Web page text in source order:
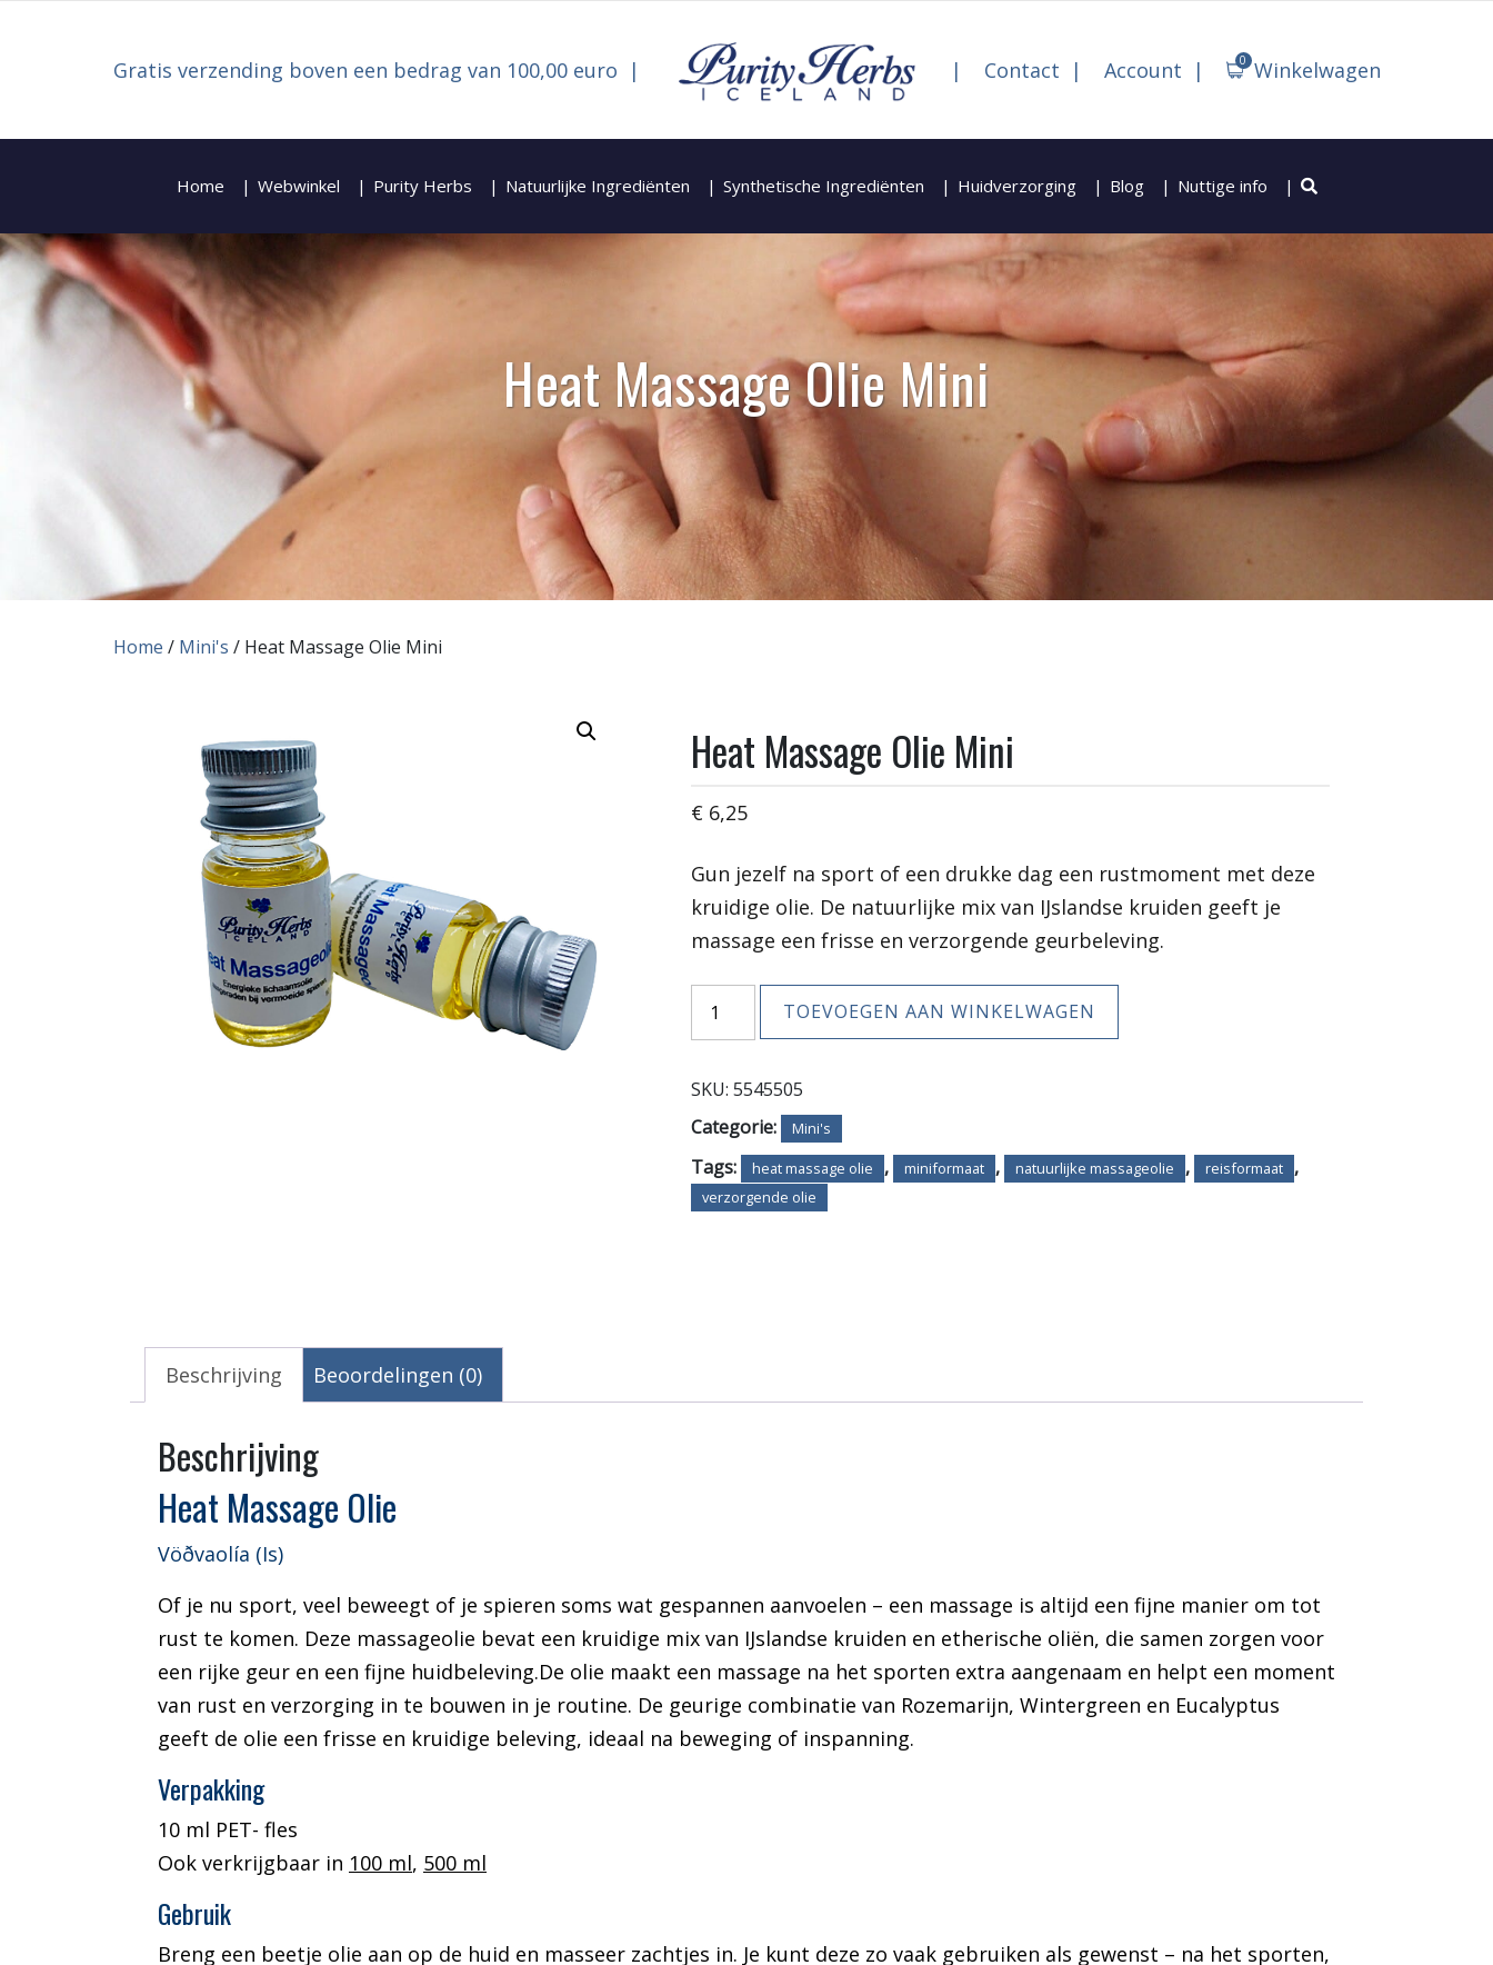
Gratis verzending boven een bedrag van 100,00 euro Contact Account Winkelwagen
0
Home Webwinkel Purity Herbs Natuurlijke Ingrediënten Synthetische Ingrediënten Huidverzorging Blog Nuttige info
Heat Massage Olie Mini
Home / Mini's / Heat Massage Olie Mini
Heat Massage Olie Mini
€ 6,25
Gun jezelf na sport of een drukke dag een rustmoment met deze
kruidige olie. De natuurlijke mix van IJslandse kruiden geeft je
massage een frisse en verzorgende geurbeleving.
Massage
Mini
aantal
TOEVOEGEN AAN WINKELWAGEN
SKU: 5545505
Categorie:
Mini's
Tags: heat massage olie , miniformaat , natuurlijke massageolie , reisformaat ,
verzorgende olie
Beschrijving Beoordelingen (0)
Beschrijving
Heat Massage Olie
Vöðvaolía (Is)
Of je nu sport, veel beweegt of je spieren soms wat gespannen aanvoelen – een massage is altijd een fijne manier om tot
rust te komen. Deze massageolie bevat een kruidige mix van IJslandse kruiden en etherische oliën, die samen zorgen voor
een rijke geur en een fijne huidbeleving.De olie maakt een massage na het sporten extra aangenaam en helpt een moment
van rust en verzorging in te bouwen in je routine. De geurige combinatie van Rozemarijn, Wintergreen en Eucalyptus
geeft de olie een frisse en kruidige beleving, ideaal na beweging of inspanning.
Verpakking
10 ml PET- fles
Ook verkrijgbaar in 100 ml, 500 ml
Gebruik
Breng een beetje olie aan op de huid en masseer zachtjes in. Je kunt deze zo vaak gebruiken als gewenst – na het sporten,